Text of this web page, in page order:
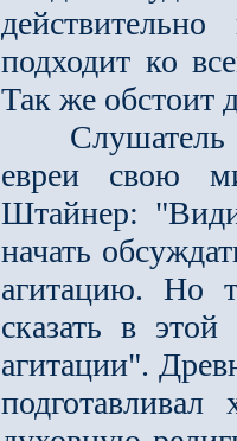
подходит ко
Так же обстоит
Слушатель
евреи свою
Штайнер:
начать
агитацию. Но
сказать в
агитации".